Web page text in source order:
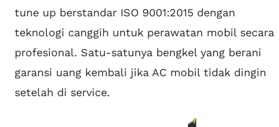
tune up berstandar ISO 9001:2015 dengan
teknologi canggih untuk perawatan mobil secara
profesional. Satu-satunya bengkel yang berani
garansi uang kembali jika AC mobil tidak dingin
setelah di service.